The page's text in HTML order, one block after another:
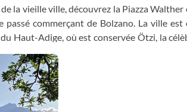
la vieille ville, découvrez la Piazza Walther
commerçant de Bolzano. La ville est
Haut-Adige, où est conservée Ötzi, la